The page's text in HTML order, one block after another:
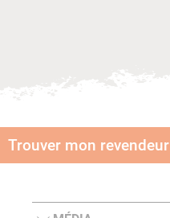
Trouver mon revendeur